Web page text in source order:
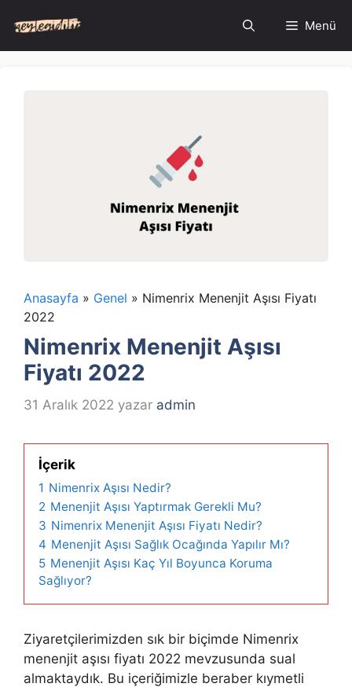
atla
Menü
Anasayfa » Genel » Nimenrix Menenjit Aşısı Fiyatı
2022
Nimenrix Menenjit Aşısı
Fiyatı 2022
31 Aralık 2022 yazar admin
İçerik
1 Nimenrix Aşısı Nedir?
2 Menenjit Aşısı Yaptırmak Gerekli Mu?
3 Nimenrix Menenjit Aşısı Fiyatı Nedir?
4 Menenjit Aşısı Sağlık Ocağında Yapılır Mı?
5 Menenjit Aşısı Kaç Yıl Boyunca Koruma
Sağlıyor?
Ziyaretçilerimizden sık bir biçimde Nimenrix
menenjit aşısı fiyatı 2022 mevzusunda sual
almaktaydık. Bu içeriğimizle beraber kıymetli